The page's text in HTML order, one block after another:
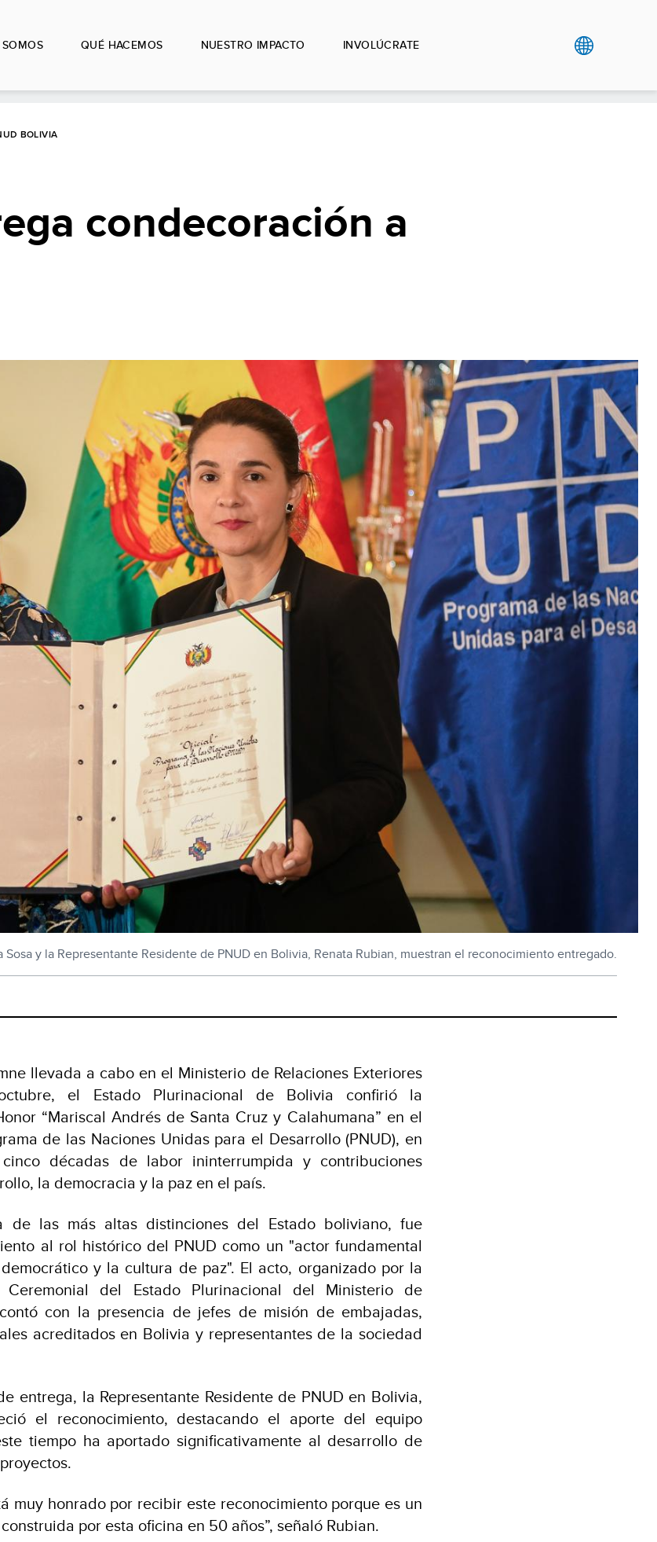
QUÉ HACEMOS NUESTRO IMPACTO INVOLÚCRATE
BOLIVIA
condecoración a
y la Representante Residente de PNUD en Bolivia, Renata Rubian, muestran el reconocimiento entregado.
llevada a cabo en el Ministerio de Relaciones Exteriores
el Estado Plurinacional de Bolivia confirió la
“Mariscal Andrés de Santa Cruz y Calahumana” en el
de las Naciones Unidas para el Desarrollo (PNUD), en
décadas de labor ininterrumpida y contribuciones
la democracia y la paz en el país.
de las más altas distinciones del Estado boliviano, fue
al rol histórico del PNUD como un "actor fundamental
y la cultura de paz". El acto, organizado por la
del Estado Plurinacional del Ministerio de
con la presencia de jefes de misión de embajadas,
acreditados en Bolivia y representantes de la sociedad
entrega, la Representante Residente de PNUD en Bolivia,
el reconocimiento, destacando el aporte del equipo
tiempo ha aportado significativamente al desarrollo de
muy honrado por recibir este reconocimiento porque es un
por esta oficina en 50 años”, señaló Rubian.